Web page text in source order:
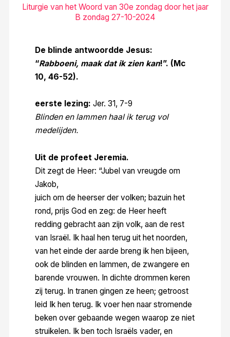
Liturgie van het Woord van 30e zondag door het jaar
B zondag 27-10-2024
De blinde antwoordde Jesus:
“Rabboeni, maak dat ik zien kan!”. (Mc
10, 46-52).
eerste lezing: Jer. 31, 7-9
Blinden en lammen haal ik terug vol
medelijden.
Uit de profeet Jeremia.
Dit zegt de Heer: “Jubel van vreugde om
Jakob,
juich om de heerser der volken; bazuin het
rond, prijs God en zeg: de Heer heeft
redding gebracht aan zijn volk, aan de rest
van Israël. Ik haal hen terug uit het noorden,
van het einde der aarde breng ik hen bijeen,
ook de blinden en lammen, de zwangere en
barende vrouwen. In dichte drommen keren
zij terug. In tranen gingen ze heen; getroost
leid Ik hen terug. Ik voer hen naar stromende
beken over gebaande wegen waarop ze niet
struikelen. Ik ben toch Israëls vader, en